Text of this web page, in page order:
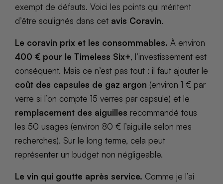
exempt de défauts. Voici les points qui méritent
d’être soulignés dans cet avis Coravin.
Le coravin prix et les consommables. À environ
400 € pour le Timeless Six+, l’investissement est
conséquent. Mais ce n’est pas tout : il faut ajouter le
coût des capsules de gaz argon (environ 1 € par
verre si l’on compte 15 verres par capsule) et le
remplacement des aiguilles recommandé tous
les 50 usages (environ 80 € l’aiguille selon mes
recherches). Sur le long terme, cela peut
représenter un budget non négligeable.
Le vin qui goutte après service. Comme je l’ai